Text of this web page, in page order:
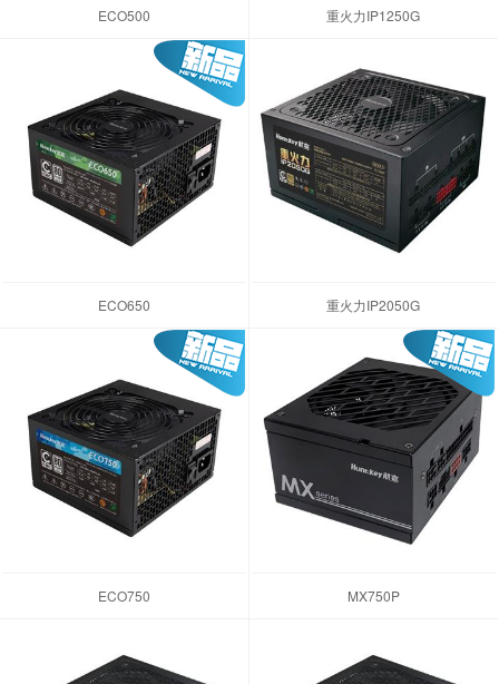
ECO500 重火力IP1250G
ECO650 重火力IP2050G
ECO750 MX750P